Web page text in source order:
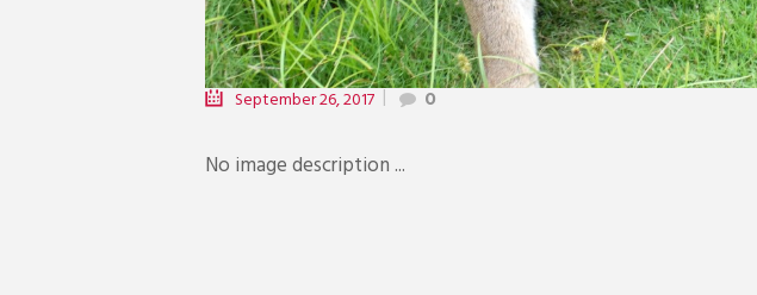
September 26, 2017 0
No image description ...